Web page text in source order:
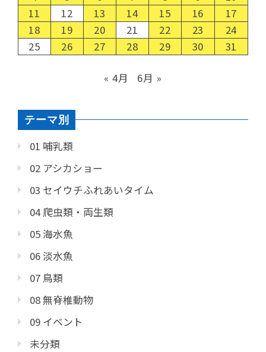
11
12 13 14 15 16
17
18
19 20 21 22 23
24
25
26 27 28 29 30 31
« 4月 6月 »
テーマ別
01 哺乳類
02 アシカショー
03 セイウチふれあいタイム
04 爬虫類・両生類
05 海水魚
06 淡水魚
07 鳥類
08 無脊椎動物
09 イベント
未分類